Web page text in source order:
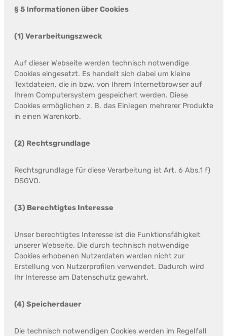
§ 5 Informationen über Cookies
(1) Verarbeitungszweck
Auf dieser Webseite werden technisch notwendige
Cookies eingesetzt. Es handelt sich dabei um kleine
Textdateien, die in bzw. von Ihrem Internetbrowser auf
Ihrem Computersystem gespeichert werden. Diese
Cookies ermöglichen z. B. das Einlegen mehrerer Produkte
in einen Warenkorb.
(2) Rechtsgrundlage
Rechtsgrundlage für diese Verarbeitung ist Art. 6 Abs.1 f)
DSGVO.
(3) Berechtigtes Interesse
Unser berechtigtes Interesse ist die Funktionsfähigkeit
unserer Webseite. Die durch technisch notwendige
Cookies erhobenen Nutzerdaten werden nicht zur
Erstellung von Nutzerprofilen verwendet. Dadurch wird
Ihr Interesse am Datenschutz gewahrt.
(4) Speicherdauer
Die technisch notwendigen Cookies werden im Regelfall